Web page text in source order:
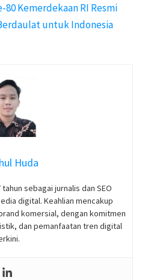
80 Kemerdekaan RI Resmi
untuk Indonesia
Huda
sebagai jurnalis dan SEO
digital. Keahlian mencakup
komersial, dengan komitmen
dan pemanfaatan tren digital